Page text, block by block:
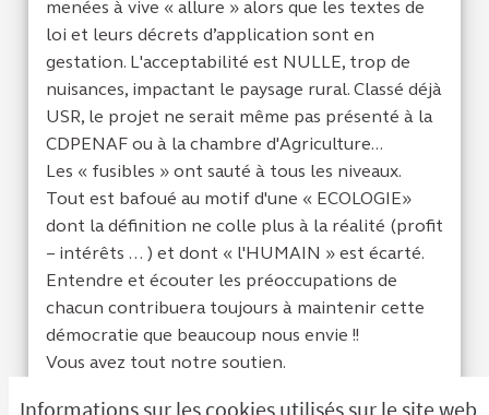
Informations sur les cookies utilisés sur le site web
menées à vive « allure » alors que les textes de
loi et leurs décrets d’application sont en
gestation. L'acceptabilité est NULLE, trop de
nuisances, impactant le paysage rural. Classé déjà
USR, le projet ne serait même pas présenté à la
CDPENAF ou à la chambre d'Agriculture...
Les « fusibles » ont sauté à tous les niveaux.
Tout est bafoué au motif d'une « ECOLOGIE»
dont la définition ne colle plus à la réalité (profit
– intérêts … ) et dont « l'HUMAIN » est écarté.
Entendre et écouter les préoccupations de
chacun contribuera toujours à maintenir cette
démocratie que beaucoup nous envie !!
Vous avez tout notre soutien.